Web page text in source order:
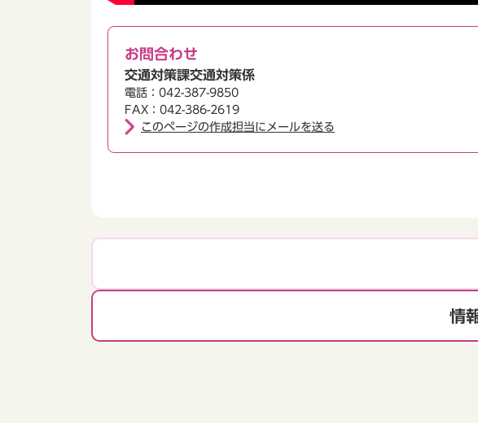
お問合わせ
交通対策課交通対策係
電話：042-387-9850
FAX：042-386-2619
このページの作成担当にメールを送る
情